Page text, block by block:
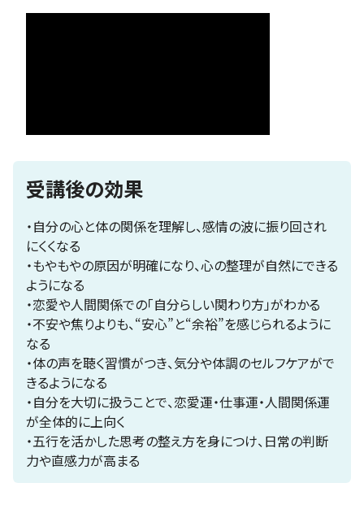
受講後の効果
・自分の心と体の関係を理解し、感情の波に振り回され
にくくなる
・もやもやの原因が明確になり、心の整理が自然にできる
ようになる
・恋愛や人間関係での「自分らしい関わり方」がわかる
・不安や焦りよりも、“安心”と“余裕”を感じられるように
なる
・体の声を聴く習慣がつき、気分や体調のセルフケアがで
きるようになる
・自分を大切に扱うことで、恋愛運・仕事運・人間関係運
が全体的に上向く
・五行を活かした思考の整え方を身につけ、日常の判断
力や直感力が高まる